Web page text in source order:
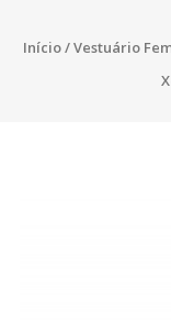
Início/Vestuário